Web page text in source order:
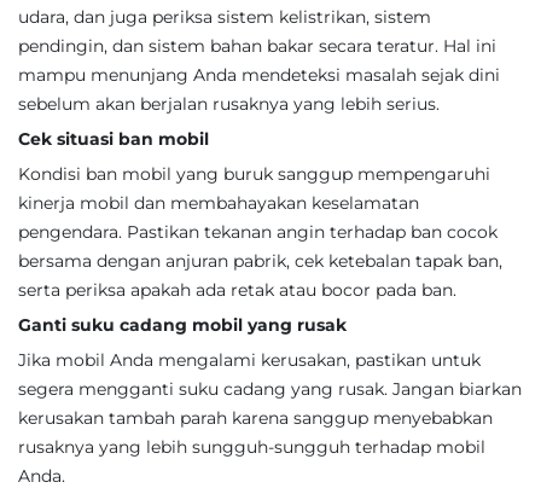
udara, dan juga periksa sistem kelistrikan, sistem
pendingin, dan sistem bahan bakar secara teratur. Hal ini
mampu menunjang Anda mendeteksi masalah sejak dini
sebelum akan berjalan rusaknya yang lebih serius.
Cek situasi ban mobil
Kondisi ban mobil yang buruk sanggup mempengaruhi
kinerja mobil dan membahayakan keselamatan
pengendara. Pastikan tekanan angin terhadap ban cocok
bersama dengan anjuran pabrik, cek ketebalan tapak ban,
serta periksa apakah ada retak atau bocor pada ban.
Ganti suku cadang mobil yang rusak
Jika mobil Anda mengalami kerusakan, pastikan untuk
segera mengganti suku cadang yang rusak. Jangan biarkan
kerusakan tambah parah karena sanggup menyebabkan
rusaknya yang lebih sungguh-sungguh terhadap mobil
Anda.